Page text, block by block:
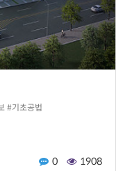
#기초공법
0 1908